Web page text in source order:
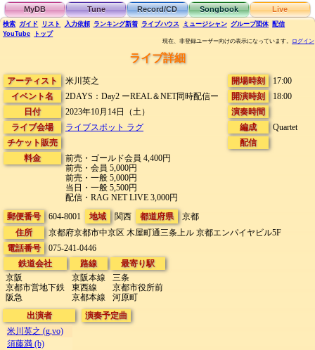
MyDB Tune Record/CD Songbook Live
検索 ガイド リスト 入力依頼 ランキング新着 ライブハウス ミュージシャン グループ団体 配信
YouTube
トップ
現在、非登録ユーザー向けの表示になっています。 ログイン
ライブ詳細
アーティスト
米川英之
イベント名
2DAYS：Day2 ーREAL＆NET同時配信ー
日付
2023年10月14日（土）
ライブ会場
ライブスポット ラグ
チケット販売
料金
前売・ゴールド会員 4,400円
前売・会員 5,000円
前売・一般 5,000円
当日・一般 5,500円
配信・RAG NET LIVE 3,000円
開場時刻
17:00
開演時刻
18:00
演奏時間
編成
Quartet
配信
郵便番号 604-8001 地域 関西 都道府県
京都
住所
京都府京都市中京区 木屋町通三条上ル 京都エンパイヤビル5F
電話番号
075-241-0446
鉄道会社
京阪
京都市営地下鉄
阪急
路線
京阪本線
東西線
京都本線
最寄り駅
三条
京都市役所前
河原町
出演者
米川英之 (g,vo)
須藤満 (b)
演奏予定曲